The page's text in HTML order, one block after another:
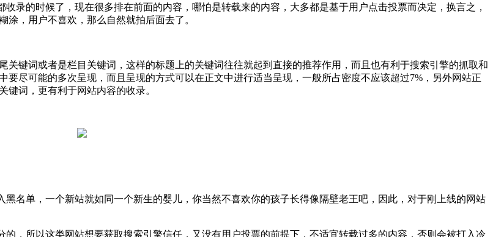
录的时候了，现在很多排在前面的内容，哪怕是转载来的内容，大多都是基于用户点击投票而决定，换言之，
，用户不喜欢，那么自然就拍后面去了。
键词或者是栏目关键词，这样的标题上的关键词往往就起到直接的推荐作用，而且也有利于搜索引擎的抓取和
尽可能的多次呈现，而且呈现的方式可以在正文中进行适当呈现，一般所占密度不应该超过7%，另外网站正
词，更有利于网站内容的收录。
名单，一个新站就如同一个新生的婴儿，你当然不喜欢你的孩子长得像隔壁老王吧，因此，对于刚上线的网站
，所以这类网站想要获取搜索引擎信任，又没有用户投票的前提下，不适宜转载过多的内容，否则会被打入冷